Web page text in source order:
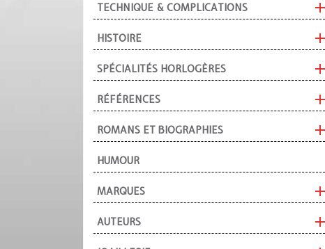
TECHNIQUE & COMPLICATIONS
HISTOIRE
SPÉCIALITÉS HORLOGÈRES
RÉFÉRENCES
ROMANS ET BIOGRAPHIES
HUMOUR
MARQUES
AUTEURS